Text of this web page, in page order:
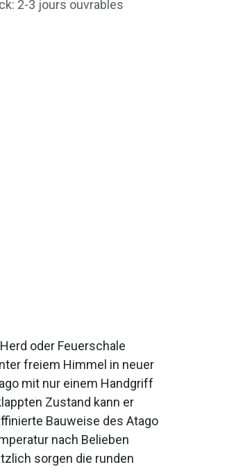
2-3 jours ouvrables
oder Feuerschale
freiem Himmel in neuer
mit nur einem Handgriff
Zustand kann er
Bauweise des Atago
nach Belieben
sorgen die runden